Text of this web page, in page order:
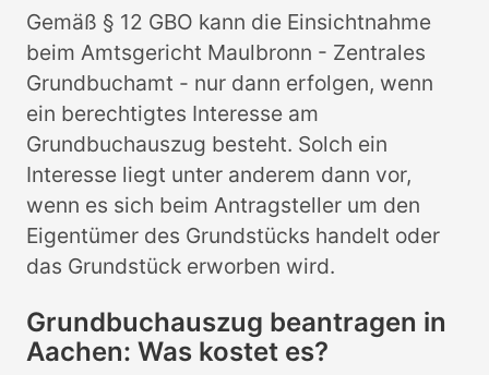
Gemäß § 12 GBO kann die Einsichtnahme
beim Amtsgericht Maulbronn - Zentrales
Grundbuchamt - nur dann erfolgen, wenn
ein berechtigtes Interesse am
Grundbuchauszug besteht. Solch ein
Interesse liegt unter anderem dann vor,
wenn es sich beim Antragsteller um den
Eigentümer des Grundstücks handelt oder
das Grundstück erworben wird.
Grundbuchauszug beantragen in
Aachen: Was kostet es?